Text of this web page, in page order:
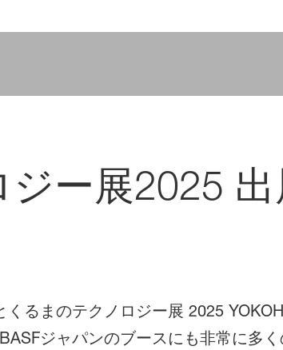
ー展2025
るまのテクノロジー展 2025
ジャパンのブースにも非常に多